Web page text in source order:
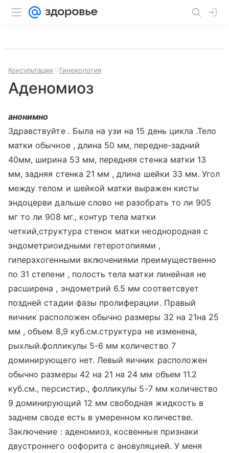
Консультации Гинекология
Аденомиоз
анонимно
Здравствуйте . Была на узи на 15 день цикла .Тело
матки обычное , длина 50 мм, передне-задний
40мм, ширина 53 мм, передняя стенка матки 13
мм, задняя стенка 21 мм , длина шейки 33 мм. Угол
между телом и шейкой матки выражен кисты
эндоцерви дальше слово не разобрать то ли 905
мг то ли 908 мг., контур тела матки
четкий,структура стенок матки неоднородная с
эндометриоидными гетеротопиями ,
гиперэхогенными включениями преимущественно
по 31 степени , полость тела матки линейная не
расширена , эндометрий 6.5 мм соответсвует
поздней стадии фазы пролиферации. Правый
яичник расположен обычно размеры 32 на 21на 25
мм , объем 8,9 куб.см.структура не изменена,
рыхлый.фолликулы 5-6 мм количество 7
доминирующего нет. Левый яичник расположен
обычно размеры 42 на 21 на 24 мм объем 11.2
куб.см., персистир., фолликулы 5-7 мм количество
9 доминирующий 12 мм свободная жидкость в
заднем своде есть в умеренном количестве.
Заключение : аденомиоз, косвенные признаки
двустроннего оофорита с ановуляцией. У меня